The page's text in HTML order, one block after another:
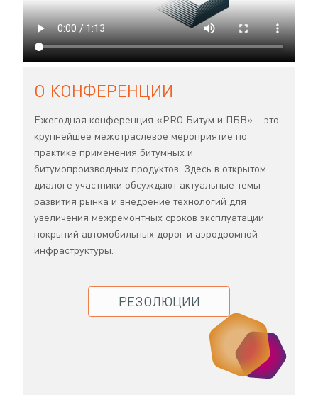
О КОНФЕРЕНЦИИ
Ежегодная конференция «PRO Битум и ПБВ» – это
крупнейшее межотраслевое мероприятие по
практике применения битумных и
битумопроизводных продуктов. Здесь в открытом
диалоге участники обсуждают актуальные темы
развития рынка и внедрение технологий для
увеличения межремонтных сроков эксплуатации
покрытий автомобильных дорог и аэродромной
инфраструктуры.
РЕЗОЛЮЦИИ